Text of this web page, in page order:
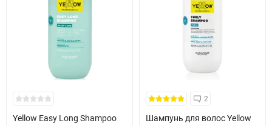
Yellow Easy Long Shampoo
2
Шампунь для волос Yellow